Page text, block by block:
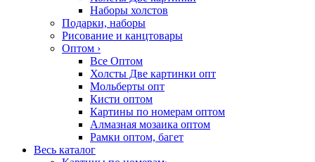
Наборы холстов
Подарки, наборы
Рисование и канцтовары
Оптом ›
Все Оптом
Холсты Две картинки опт
Мольберты опт
Кисти оптом
Картины по номерам оптом
Алмазная мозаика оптом
Рамки оптом, багет
Весь каталог